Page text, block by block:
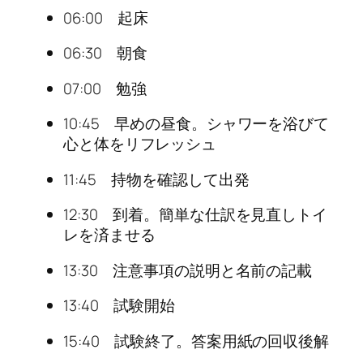
06:00 起床
06:30 朝食
07:00 勉強
10:45 早めの昼食。シャワーを浴びて
心と体をリフレッシュ
11:45 持物を確認して出発
12:30 到着。簡単な仕訳を見直しトイ
レを済ませる
13:30 注意事項の説明と名前の記載
13:40 試験開始
15:40 試験終了。答案用紙の回収後解